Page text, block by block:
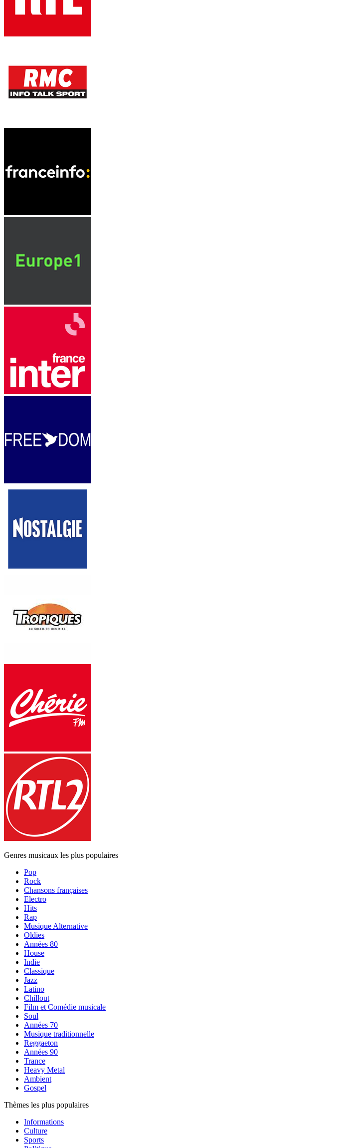
Genres musicaux les plus populaires
Pop
Rock
Chansons françaises
Electro
Hits
Rap
Musique Alternative
Oldies
Années 80
House
Indie
Classique
Jazz
Latino
Chillout
Film et Comédie musicale
Soul
Années 70
Musique traditionnelle
Reggaeton
Années 90
Trance
Heavy Metal
Ambient
Gospel
Thèmes les plus populaires
Informations
Culture
Sports